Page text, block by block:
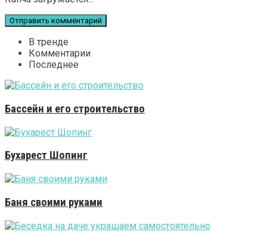
В тренде
Комментарии
Последнее
Бассейн и его строительство
Бухарест Шопинг
Баня своими руками